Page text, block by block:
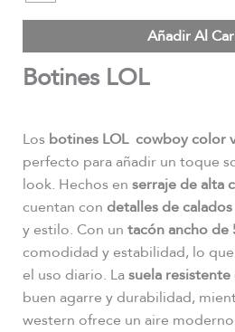
Añadir Al
Botines LOL
Los botines LOL cowboy color
perfecto para añadir un toque
look. Hechos en serraje de alta
cuentan con detalles de calados
y estilo. Con un tacón ancho de
comodidad y estabilidad, lo
el uso diario. Lasuela
buen agarre y durabilidad,
western ofrece un aire